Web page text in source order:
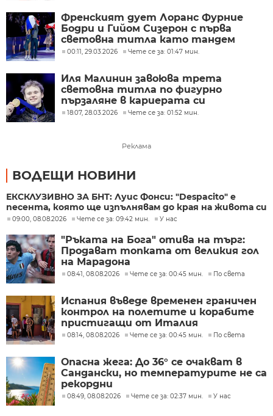
Френският дует Лоранс Фурние
Бодри и Гийом Сизерон с първа
световна титла като тандем
00:11, 29.03.2026 Чете се за: 01:47 мин.
Иля Малинин завоюва трета
световна титла по фигурно
пързаляне в кариерата си
18:07, 28.03.2026 Чете се за: 01:52 мин.
Реклама
ВОДЕЩИ НОВИНИ
ЕКСКЛУЗИВНО ЗА БНТ: Луис Фонси: "Despacito" е
песента, която ще изпълнявам до края на живота си
09:00, 08.08.2026 Чете се за: 09:42 мин. У нас
"Ръката на Бога" отива на търг:
Продават топката от великия гол
на Марадона
08:41, 08.08.2026 Чете се за: 00:45 мин. По света
Испания въведе временен граничен
контрол на полетите и корабите
пристигащи от Италия
08:14, 08.08.2026 Чете се за: 00:45 мин. По света
Опасна жега: До 36° се очакват в
Сандански, но температурите не са
рекордни
08:49, 08.08.2026 Чете се за: 02:37 мин. У нас